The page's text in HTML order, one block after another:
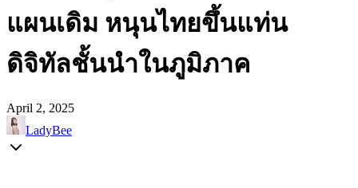
แผนเดิม หนุนไทยขึ้นแท่น
ดิจิทัลชั้นนำในภูมิภาค
April 2, 2025
LadyBee